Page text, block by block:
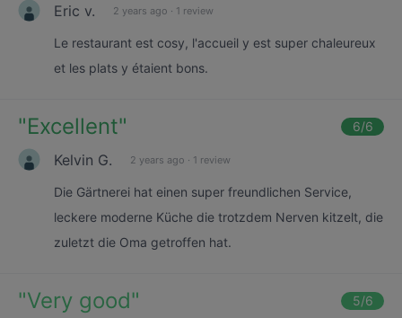
Eric v. 2 years ago · 1 review
Le restaurant est cosy, l'accueil y est super chaleureux
et les plats y étaient bons.
"Excellent" 6/6
Kelvin G. 2 years ago · 1 review
Die Gärtnerei hat einen super freundlichen Service,
leckere moderne Küche die trotzdem Nerven kitzelt, die
zuletzt die Oma getroffen hat.
"Very good" 5/6